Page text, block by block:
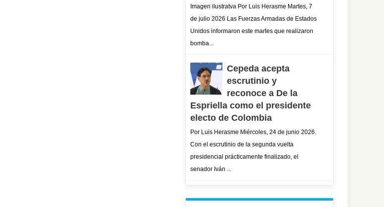
Imagen ilustratva Por Luis Herasme Martes, 7
de julio 2026 Las Fuerzas Armadas de Estados
Unidos informaron este martes que realizaron
bomba...
Cepeda acepta
escrutinio y
reconoce a De la
Espriella como el presidente
electo de Colombia
Por Luis Herasme Miércoles, 24 de junio 2026.
Con el escrutinio de la segunda vuelta
presidencial prácticamente finalizado, el
senador Iván ...